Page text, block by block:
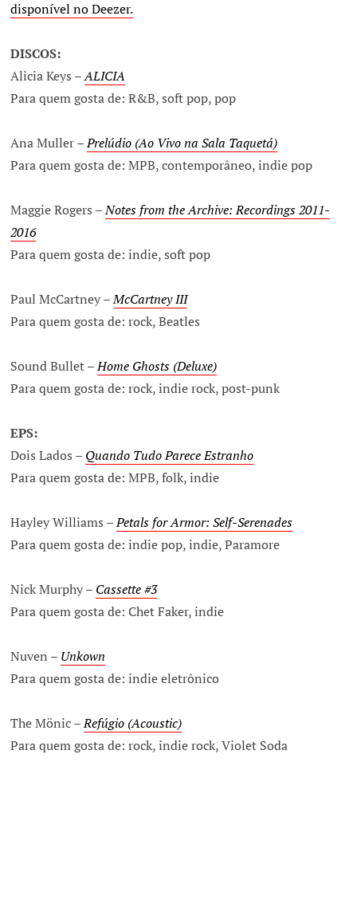
disponível no Deezer.
DISCOS:
Alicia Keys –ALICIA
Para quem gosta de: R&B, soft pop, pop
Ana Muller –Prelúdio (Ao Vivo na Sala Taquetá)
Para quem gosta de: MPB, contemporâneo, indie pop
Maggie Rogers –Notes from the Archive: Recordings 2011-
2016
Para quem gosta de: indie, soft pop
Paul McCartney –McCartney III
Para quem gosta de: rock, Beatles
Sound Bullet –Home Ghosts (Deluxe)
Para quem gosta de: rock, indie rock, post-punk
EPS:
Dois Lados – Quando Tudo Parece Estranho
Para quem gosta de: MPB, folk, indie
Hayley Williams –Petals for Armor: Self-Serenades
Para quem gosta de: indie pop, indie, Paramore
Nick Murphy – Cassette #3
Para quem gosta de: Chet Faker, indie
Nuven – Unkown
Para quem gosta de: indie eletrônico
The Mönic –Refúgio (Acoustic)
Para quem gosta de: rock, indie rock, Violet Soda